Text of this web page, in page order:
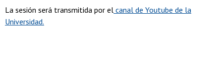
La sesión será transmitida por el canal de Youtube de la
Universidad.